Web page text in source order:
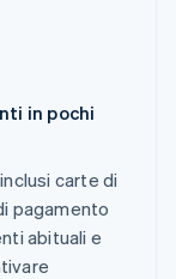
in pochi
carte di
pagamento
abituali e